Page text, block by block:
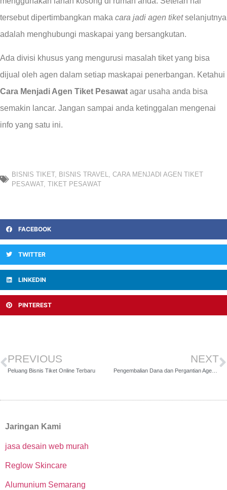
tersebut dipertimbangkan maka cara jadi agen tiketselanjutnya
adalah menghubungi maskapai yang bersangkutan.
Ada divisi khusus yang mengurusi masalah tiket yang bisa
dijual oleh agen dalam setiap maskapai penerbangan. Ketahui
Cara Menjadi Agen Tiket Pesawat agar usaha anda bisa
semakin lancar. Jangan sampai anda ketinggalan mengenai
info yang satu ini.
BISNIS TIKET, BISNIS TRAVEL, CARA MENJADI AGEN TIKET
PESAWAT, TIKET PESAWAT
FACEBOOK
TWITTER
LINKEDIN
PINTEREST
PREVIOUS
Peluang Bisnis Tiket Online Terbaru
NEXT
Pengembalian Dana dan Pergantian Agenda Penerbangan Lion Air Agent
Jaringan Kami
jasa desain web murah
Reglow Skincare
Alumunium Semarang